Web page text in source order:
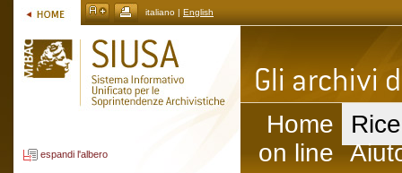
italiano | English
espandi l'albero
Home
on line